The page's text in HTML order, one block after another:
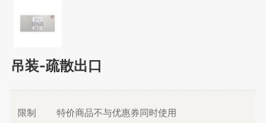
吊装-疏散出口
限制 特价商品不与优惠券同时使用